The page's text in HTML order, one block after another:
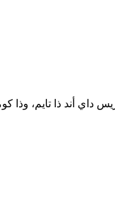
الـ250 لأمريكا مع فنانين مثل مارتينا مكبرايد،